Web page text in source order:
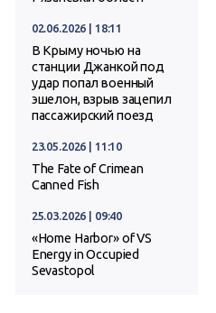
02.06.2026 | 18:11
В Крыму ночью на
станции Джанкой под
удар попал военный
эшелон, взрыв зацепил
пассажирский поезд
23.05.2026 | 11:10
The Fate of Crimean
Canned Fish
25.03.2026 | 09:40
«Home Harbor» of VS
Energy in Occupied
Sevastopol